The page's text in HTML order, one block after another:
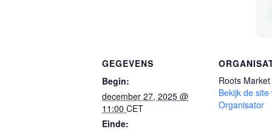
GEGEVENS
Begin:
december 27, 2025 @
11:00 CET
Einde:
Roots Market
Bekijk de site
Organisator